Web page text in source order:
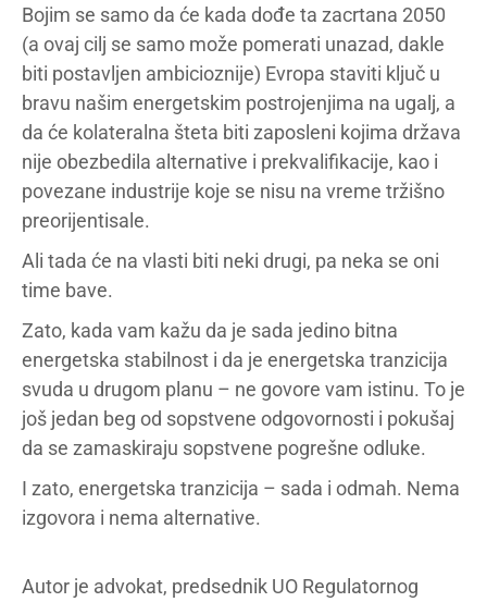
Bojim se samo da će kada dođe ta zacrtana 2050
(a ovaj cilj se samo može pomerati unazad, dakle
biti postavljen ambicioznije) Evropa staviti ključ u
bravu našim energetskim postrojenjima na ugalj, a
da će kolateralna šteta biti zaposleni kojima država
nije obezbedila alternative i prekvalifikacije, kao i
povezane industrije koje se nisu na vreme tržišno
preorijentisale.
Ali tada će na vlasti biti neki drugi, pa neka se oni
time bave.
Zato, kada vam kažu da je sada jedino bitna
energetska stabilnost i da je energetska tranzicija
svuda u drugom planu – ne govore vam istinu. To je
još jedan beg od sopstvene odgovornosti i pokušaj
da se zamaskiraju sopstvene pogrešne odluke.
I zato, energetska tranzicija – sada i odmah. Nema
izgovora i nema alternative.
Autor je advokat, predsednik UO Regulatornog